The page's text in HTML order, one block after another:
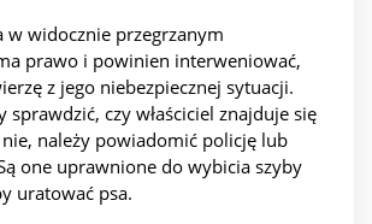
w widocznie przegrzanym
prawo i powinien interweniować,
z jego niebezpiecznej sytuacji.
sprawdzić, czy właściciel znajduje się
należy powiadomić policję lub
one uprawnione do wybicia szyby
uratować psa.